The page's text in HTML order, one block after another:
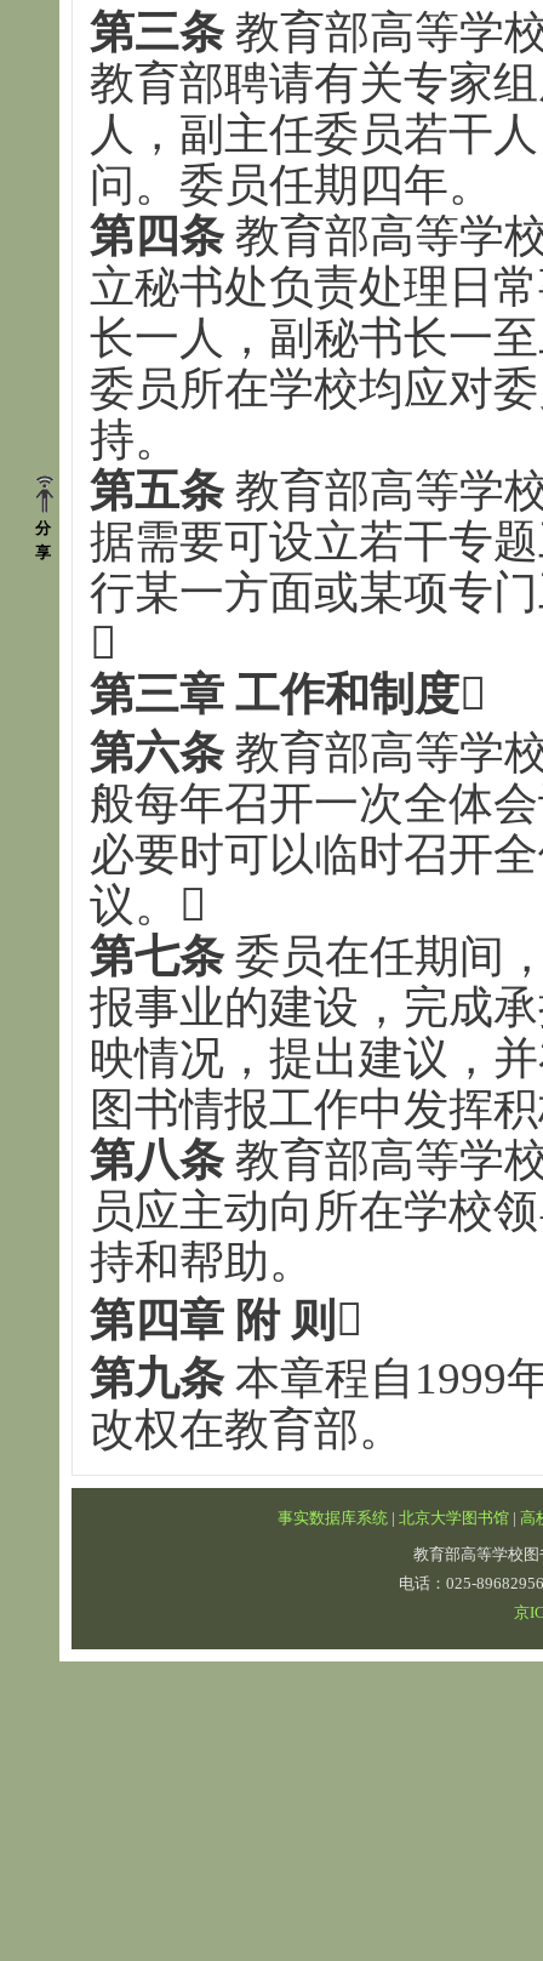
分
享
第三条教育部高等学
教育部聘请有关专家
人，副主任委员若干
问。委员任期四年。
第四条教育部高等学
立秘书处负责处理日
长一人，副秘书长一
委员所在学校均应对
持。
第五条教育部高等学
据需要可设立若干专
行某一方面或某项专

第三章 工作和制度
第六条教育部高等学
般每年召开一次全体
必要时可以临时召开
议。
第七条委员在任期间
报事业的建设，完成
映情况，提出建议，
图书情报工作中发挥
第八条教育部高等学
员应主动向所在学校
持和帮助。
第四章 附 则 
第九条本章程自1999
改权在教育部。
事实数据库系统 | 北京大学图书馆| 高
教育部高等学校
电话：025-
京